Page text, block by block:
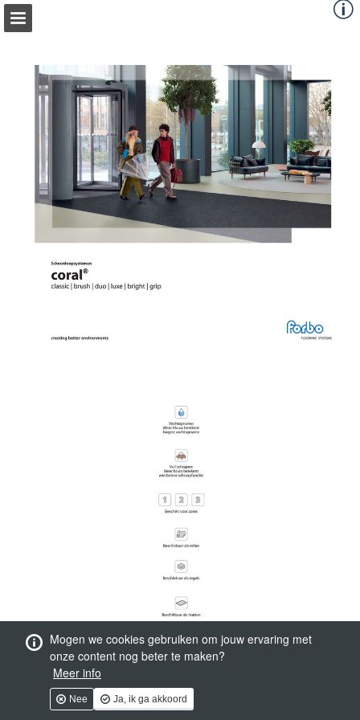
Mogen we cookies gebruiken om jouw ervaring met
onze content nog beter te maken?
Meer info
Nee Ja, ik ga akkoord
Pagina overzicht
Download PDF
Zoeken
Privacybeleid bekijken